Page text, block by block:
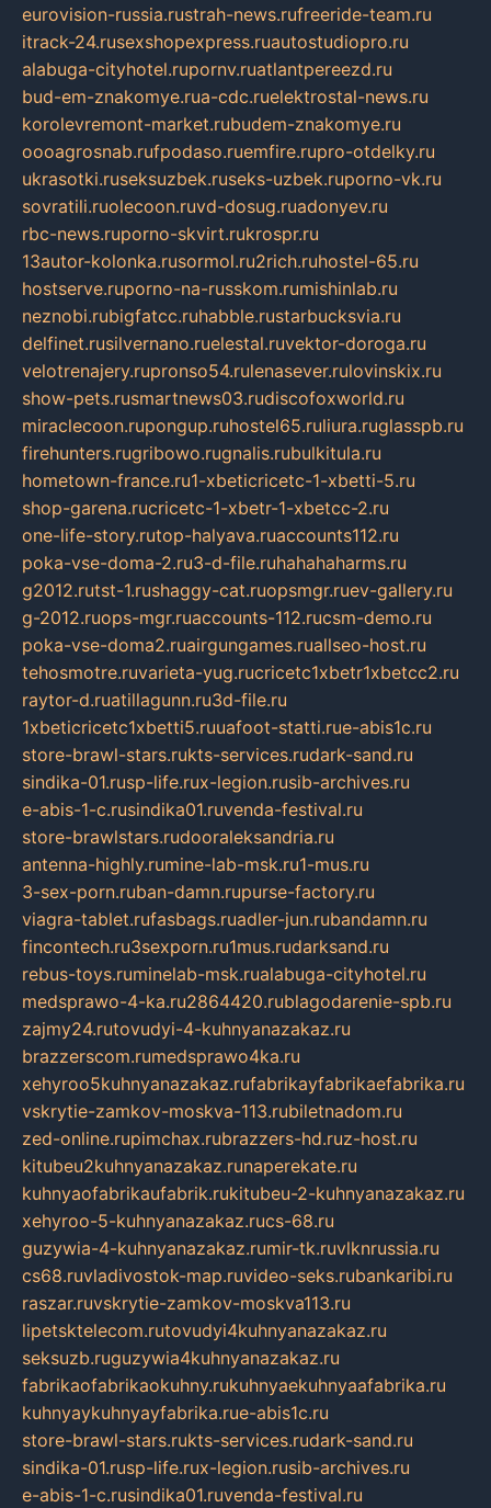
eurovision-russia.rustrah-news.rufreeride-team.ru
itrack-24.rusexshopexpress.ruautostudiopro.ru
alabuga-cityhotel.rupornv.ruatlantpereezd.ru
bud-em-znakomye.rua-cdc.ruelektrostal-news.ru
korolevremont-market.rubudem-znakomye.ru
oooagrosnab.rufpodaso.ruemfire.rupro-otdelky.ru
ukrasotki.ruseksuzbek.ruseks-uzbek.ruporno-vk.ru
sovratili.ruolecoon.ruvd-dosug.ruadonyev.ru
rbc-news.ruporno-skvirt.rukrospr.ru
13autor-kolonka.rusormol.ru2rich.ruhostel-65.ru
hostserve.ruporno-na-russkom.rumishinlab.ru
neznobi.rubigfatcc.ruhabble.rustarbucksvia.ru
delfinet.rusilvernano.ruelestal.ruvektor-doroga.ru
velotrenajery.rupronso54.rulenasever.rulovinskix.ru
show-pets.rusmartnews03.rudiscofoxworld.ru
miraclecoon.rupongup.ruhostel65.ruliura.ruglasspb.ru
firehunters.rugribowo.rugnalis.rubulkitula.ru
hometown-france.ru1-xbeticricetc-1-xbetti-5.ru
shop-garena.rucricetc-1-xbetr-1-xbetcc-2.ru
one-life-story.rutop-halyava.ruaccounts112.ru
poka-vse-doma-2.ru3-d-file.ruhahahaharms.ru
g2012.rutst-1.rushaggy-cat.ruopsmgr.ruev-gallery.ru
g-2012.ruops-mgr.ruaccounts-112.rucsm-demo.ru
poka-vse-doma2.ruairgungames.ruallseo-host.ru
tehosmotre.ruvarieta-yug.rucricetc1xbetr1xbetcc2.ru
raytor-d.ruatillagunn.ru3d-file.ru
1xbeticricetc1xbetti5.ruuafoot-statti.rue-abis1c.ru
store-brawl-stars.rukts-services.rudark-sand.ru
sindika-01.rusp-life.rux-legion.rusib-archives.ru
e-abis-1-c.rusindika01.ruvenda-festival.ru
store-brawlstars.rudooraleksandria.ru
antenna-highly.rumine-lab-msk.ru1-mus.ru
3-sex-porn.ruban-damn.rupurse-factory.ru
viagra-tablet.rufasbags.ruadler-jun.rubandamn.ru
fincontech.ru3sexporn.ru1mus.rudarksand.ru
rebus-toys.ruminelab-msk.rualabuga-cityhotel.ru
medsprawo-4-ka.ru2864420.rublagodarenie-spb.ru
zajmy24.rutovudyi-4-kuhnyanazakaz.ru
brazzerscom.rumedsprawo4ka.ru
xehyroo5kuhnyanazakaz.rufabrikayfabrikaefabrika.ru
vskrytie-zamkov-moskva-113.rubiletnadom.ru
zed-online.rupimchax.rubrazzers-hd.ruz-host.ru
kitubeu2kuhnyanazakaz.runaperekate.ru
kuhnyaofabrikaufabrik.rukitubeu-2-kuhnyanazakaz.ru
xehyroo-5-kuhnyanazakaz.rucs-68.ru
guzywia-4-kuhnyanazakaz.rumir-tk.ruvlknrussia.ru
cs68.ruvladivostok-map.ruvideo-seks.rubankaribi.ru
raszar.ruvskrytie-zamkov-moskva113.ru
lipetsktelecom.rutovudyi4kuhnyanazakaz.ru
seksuzb.ruguzywia4kuhnyanazakaz.ru
fabrikaofabrikaokuhny.rukuhnyaekuhnyaafabrika.ru
kuhnyaykuhnyayfabrika.rue-abis1c.ru
store-brawl-stars.rukts-services.rudark-sand.ru
sindika-01.rusp-life.rux-legion.rusib-archives.ru
e-abis-1-c.rusindika01.ruvenda-festival.ru